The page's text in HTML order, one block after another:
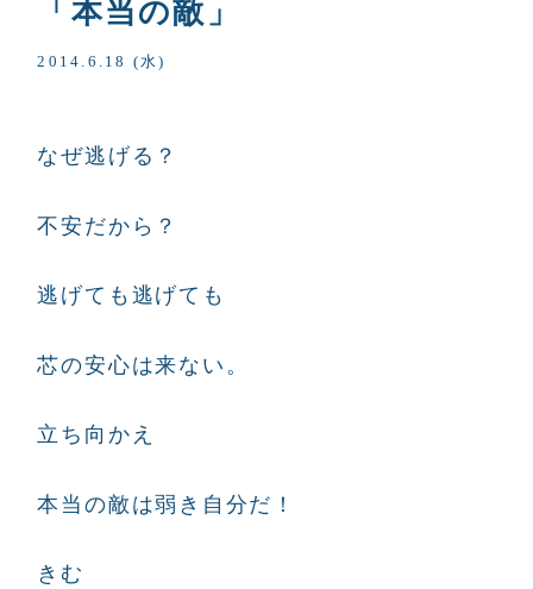
「本当の敵」
2014.6.18 (水)
なぜ逃げる？
不安だから？
逃げても逃げても
芯の安心は来ない。
立ち向かえ
本当の敵は弱き自分だ！
きむ